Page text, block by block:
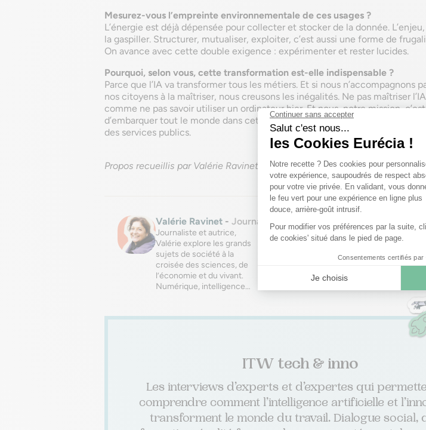
Mesurez-vous l’empreinte environnementale de ces usages ?
L’énergie est déjà dépensée pour collecter et stocker de la donnée. L’enjeu,
la gaspiller. Structurer, mutualiser, exploiter, c’est aussi une forme de
On avance avec cette double exigence : expérimenter et rester lucides.
Pourquoi, selon vous, cette transformation est-elle indispensable ?
Parce que l’IA va transformer tous les métiers. Et si nous n’accompagnons
nos citoyens à la maîtriser, nous creusons les inégalités. Ne pas maîtriser
comme ne pas savoir utiliser un ordinateur hier. Et nous, notre mission,
d’embarquer tout le monde dans cette transition et d’être pionnier dans la
des services publics.
Propos recueillis par Valérie Ravinet
Valérie Ravinet - Journaliste
Journaliste et autrice,
Valérie explore les grands
sujets de société à la
croisée des sciences, de
l’économie et du vivant.
Numérique, intelligence…
ITW tech & inno
Les interviews d’experts et d’expertes qui
comprendre comment l’intelligence artificielle et
transforment le monde du travail. Dialogue social,